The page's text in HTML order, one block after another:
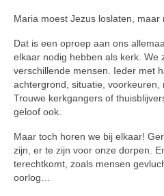
Maria moest Jezus loslaten, maar
Dat is een oproep aan ons
elkaar nodig hebben als kerk. We
verschillende mensen. Ieder met
achtergrond, situa­tie, voorkeuren,
Trouwe kerkgangers of
geloof ook.
Maar toch horen we bij elkaar!
zijn, er te zijn voor onze dorpen.
terechtkomt, zoals mensen
oor­log…